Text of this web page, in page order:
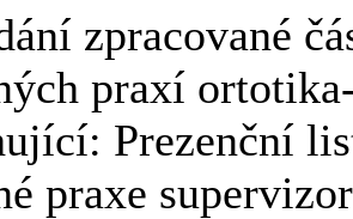
zpracované
praxí
Prezenční
praxe